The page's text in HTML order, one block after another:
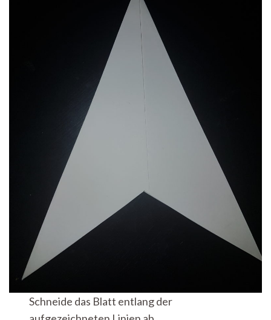
Schneide das Blatt entlang der